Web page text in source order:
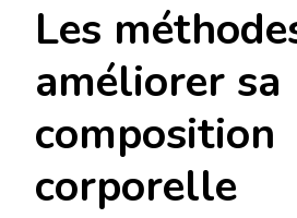
Les
améliorer sa
composition
corporelle